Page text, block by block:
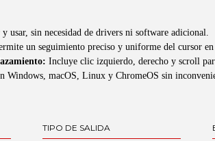
usar, sin necesidad de drivers ni software adicional.
un seguimiento preciso y uniforme del cursor en
Incluye clic izquierdo, derecho y scroll
Windows, macOS, Linux y ChromeOS sin
TIPO DE SALIDA